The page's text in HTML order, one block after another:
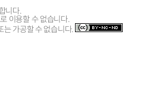
니다.
이용할 수 없습니다.
는 가공할 수 없습니다.